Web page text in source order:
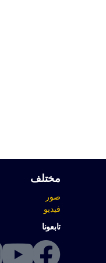
مختلف
صور
فيديو
تابعونا